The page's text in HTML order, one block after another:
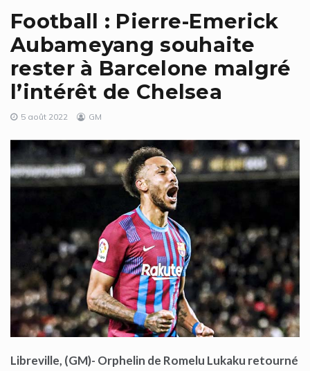
Football : Pierre-Emerick
Aubameyang souhaite
rester à Barcelone malgré
l’intérêt de Chelsea
5 août 2022 GM
Libreville, (GM)- Orphelin de Romelu Lukaku retourné